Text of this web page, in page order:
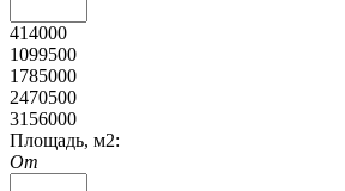
414000
1099500
1785000
2470500
3156000
Площадь, м2:
От